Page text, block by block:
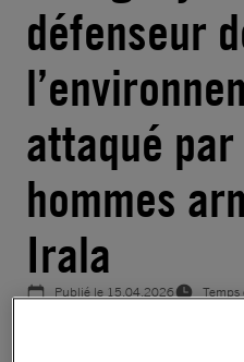
défenseur
attaqué
hommes
Irala
Publié le 15.04.2026